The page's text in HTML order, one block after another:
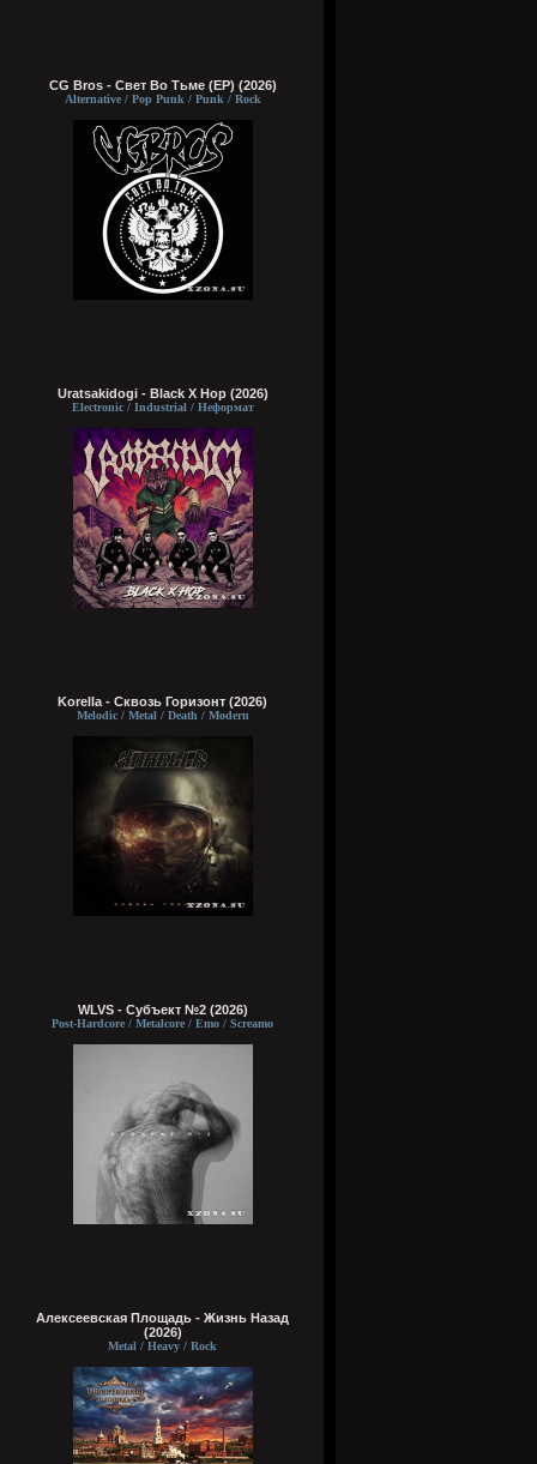
CG Bros - Свет Во Тьме (EP) (2026)
Alternative / Pop Punk / Punk / Rock
Uratsakidogi - Black X Hop (2026)
Electronic / Industrial / Неформат
Korella - Сквозь Горизонт (2026)
Melodic / Metal / Death / Modern
WLVS - Субъект №2 (2026)
Post-Hardcore / Metalcore / Emo / Screamo
Алексеевская Площадь - Жизнь Назад
(2026)
Metal / Heavy / Rock